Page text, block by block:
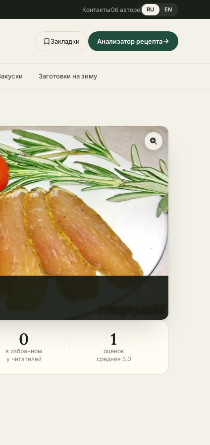
КонтактыОб авторе RU EN
Закладки Анализатор рецепта
Заготовки на зиму
0
в избранном
у читателей
1
оценок
средняя 5.0